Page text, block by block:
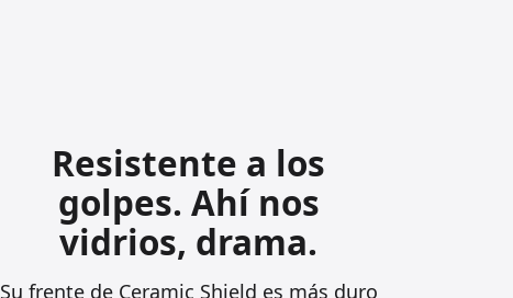
Resistente a los
golpes. Ahí nos
vidrios, drama.
Su frente de Ceramic Shield es más duro